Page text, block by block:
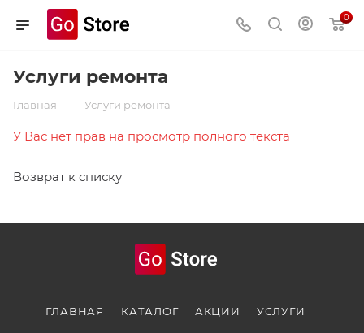
0
Услуги ремонта
Главная — Услуги ремонта
У Вас нет прав на просмотр полного текста
Возврат к списку
ГЛАВНАЯ КАТАЛОГ АКЦИИ УСЛУГИ